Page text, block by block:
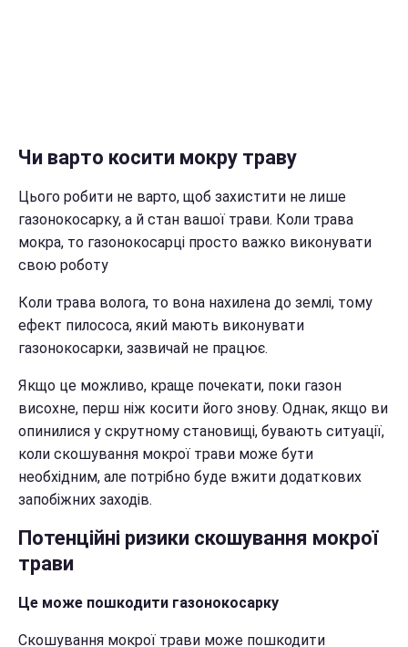
Чи варто косити мокру траву
Цього робити не варто, щоб захистити не лише
газонокосарку, а й стан вашої трави. Коли трава
мокра, то газонокосарці просто важко виконувати
свою роботу
Коли трава волога, то вона нахилена до землі, тому
ефект пилососа, який мають виконувати
газонокосарки, зазвичай не працює.
Якщо це можливо, краще почекати, поки газон
висохне, перш ніж косити його знову. Однак, якщо ви
опинилися у скрутному становищі, бувають ситуації,
коли скошування мокрої трави може бути
необхідним, але потрібно буде вжити додаткових
запобіжних заходів.
Потенційні ризики скошування мокрої
трави
Це може пошкодити газонокосарку
Скошування мокрої трави може пошкодити